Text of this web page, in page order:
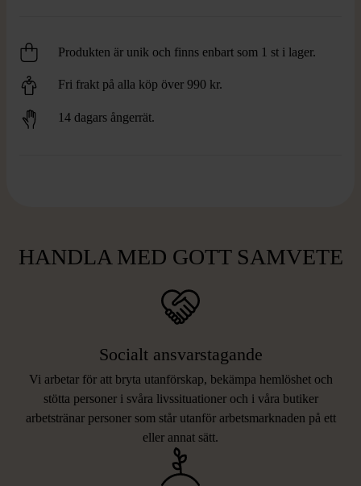
Produkten är unik och finns enbart som 1 st i lager.
Fri frakt på alla köp över 990 kr.
14 dagars ångerrät.
HANDLA MED GOTT SAMVETE
Socialt ansvarstagande
Vi arbetar för att bryta utanförskap, bekämpa hemlöshet och
stötta personer i svåra livssituationer och i våra butiker
arbetstränar personer som står utanför arbetsmarknaden på ett
eller annat sätt.